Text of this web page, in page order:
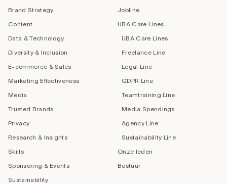
Brand Strategy
Content
Data & Technology
Diversity & Inclusion
E-commerce & Sales
Marketing Effectiveness
Media
Trusted Brands
Privacy
Research & Insights
Skills
Sponsoring & Events
Sustainability
Jobline
UBA Care Lines
UBA Care Lines
Freelance Line
Legal Line
GDPR Line
Teamtraining Line
Media Spendings
Agency Line
Sustainability Line
Onze leden
Bestuur